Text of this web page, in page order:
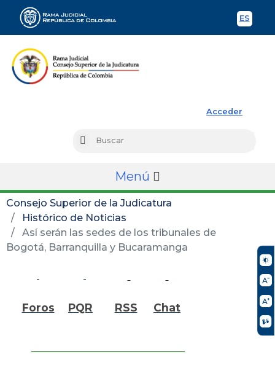
ES
Acceder
Buscar
Menú
Consejo Superior de la Judicatura
Histórico de Noticias
Así serán las sedes de los tribunales de
Bogotá, Barranquilla y Bucaramanga
Foros PQR RSS Chat